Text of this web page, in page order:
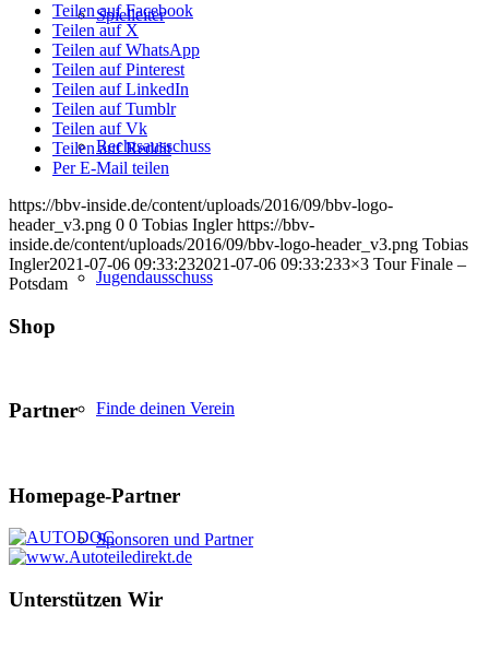
Spielleiter
Rechtsausschuss
Jugendausschuss
Finde deinen Verein
Sponsoren und Partner
Teilen auf Facebook
Teilen auf X
Teilen auf WhatsApp
Teilen auf Pinterest
Teilen auf LinkedIn
Teilen auf Tumblr
Teilen auf Vk
Teilen auf Reddit
Per E-Mail teilen
https://bbv-inside.de/content/uploads/2016/09/bbv-logo-
header_v3.png 0 0 Tobias Ingler https://bbv-
inside.de/content/uploads/2016/09/bbv-logo-header_v3.png Tobias
Ingler2021-07-06 09:33:232021-07-06 09:33:233×3 Tour Finale –
Potsdam
Shop
Partner
Homepage-Partner
Unterstützen Wir